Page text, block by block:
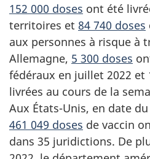
152 000 doses ont été
territoires et 84 740 doses
aux personnes à risque à
Allemagne, 5 300 doses
fédéraux en juillet 2022 et
livrées au cours de la
Aux États-Unis, en date
461 049 doses de vaccin
dans 35 juridictions. De